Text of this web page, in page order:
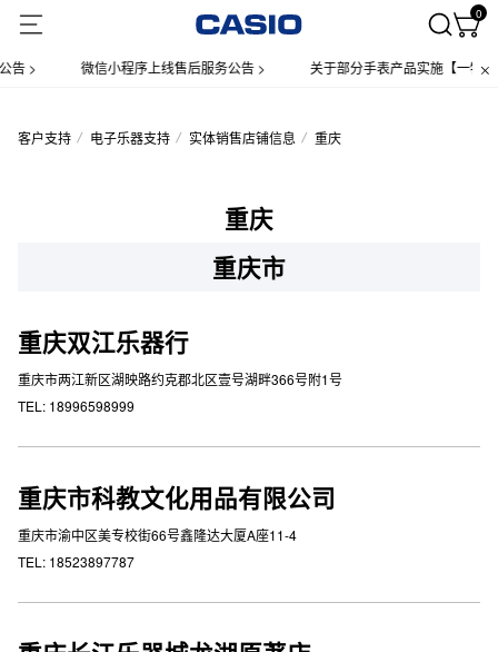
0
告 > 微信小程序上线售后服务公告 > 关于部分手表产品实施【一物
客户支持 电子乐器支持 实体销售店铺信息 重庆
重庆
重庆市
重庆双江乐器行
重庆市两江新区湖映路约克郡北区壹号湖畔366号附1号
TEL: 18996598999
重庆市科教文化用品有限公司
重庆市渝中区美专校街66号鑫隆达大厦A座11-4
TEL: 18523897787